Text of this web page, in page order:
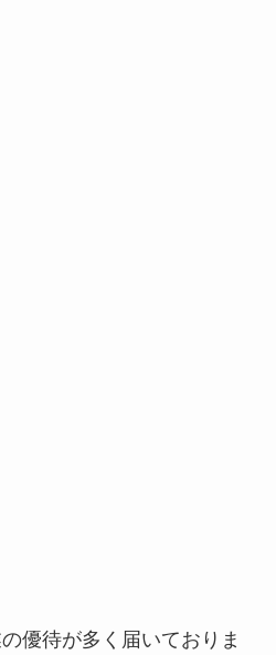
優待が多く届いておりま